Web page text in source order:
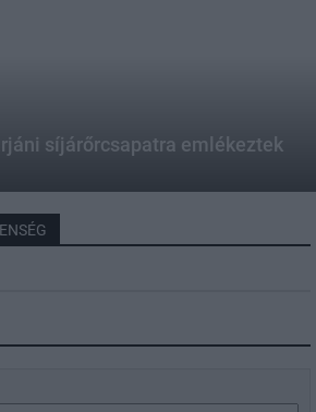
síjárőrcsapatra emlékeztek